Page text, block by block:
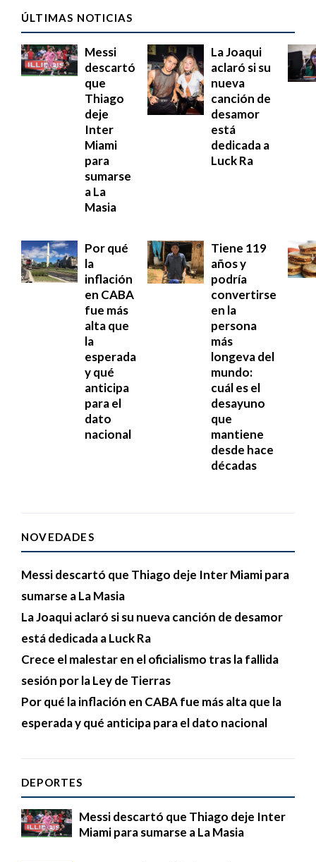
ÚLTIMAS NOTICIAS
Messi
descartó
que
Thiago
deje
Inter
Miami
para
sumarse
a La
Masia
La Joaqui
aclaró si su
nueva
canción de
desamor
está
dedicada a
Luck Ra
Por qué
la
inflación
en CABA
fue más
alta que
la
esperada
y qué
anticipa
para el
dato
nacional
Tiene 119
años y
podría
convertirse
en la
persona
más
longeva del
mundo:
cuál es el
desayuno
que
mantiene
desde hace
décadas
NOVEDADES
Messi descartó que Thiago deje Inter Miami para
sumarse a La Masia
La Joaqui aclaró si su nueva canción de desamor
está dedicada a Luck Ra
Crece el malestar en el oficialismo tras la fallida
sesión por la Ley de Tierras
Por qué la inflación en CABA fue más alta que la
esperada y qué anticipa para el dato nacional
DEPORTES
Messi descartó que Thiago deje Inter
Miami para sumarse a La Masia